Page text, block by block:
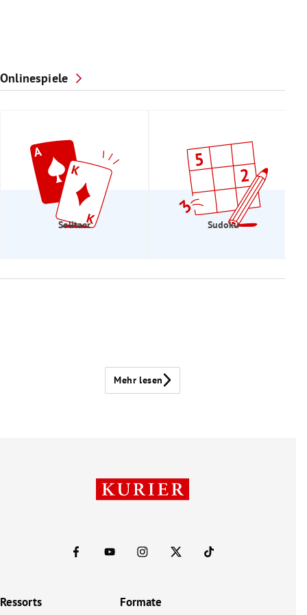
Onlinespiele
Solitaer Sudoku
Mehr lesen
Ressorts Formate